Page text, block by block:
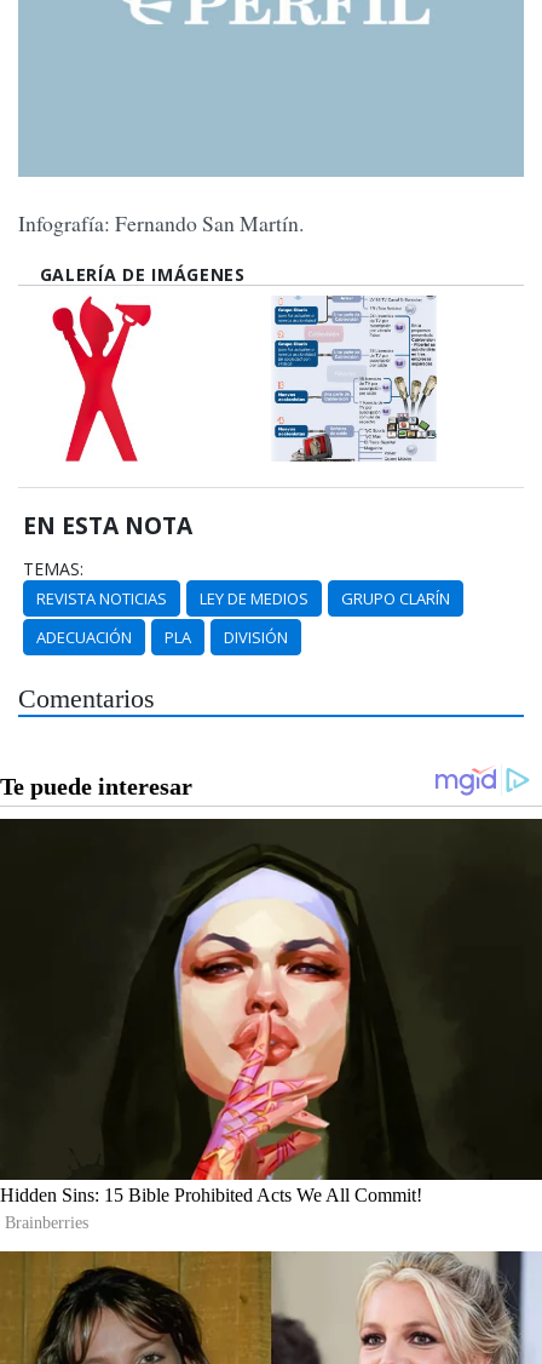
Infografía: Fernando San Martín.
GALERÍA DE IMÁGENES
EN ESTA NOTA
TEMAS:
REVISTA NOTICIAS LEY DE MEDIOS
GRUPO CLARÍN
ADECUACIÓN
PLA DIVISIÓN
Comentarios